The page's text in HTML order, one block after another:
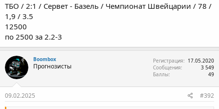
ТБО / 2:1 / Сервет - Базель / Чемпионат Швейцарии / 78 /
1,9 / 3.5
12500
по 2500 за 2.2-3
Boombox
Прогнозисты
Регистрация
17.05.2020
Сообщения
3 549
Баллы
49
09.02.2025 #392